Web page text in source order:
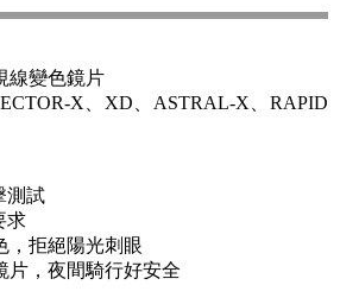
線變色鏡片
X、XD、ASTRAL-X、RAPID
測試
求
，拒絕陽光刺眼
片，夜間騎行好安全